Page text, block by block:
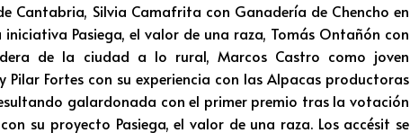
Cantabria, Silvia Camafrita con Ganadería de Chencho en
Pasiega, el valor de una raza, Tomás Ontañón con
de la ciudad a lo rural, Marcos Castro como joven
Pilar Fortes con su experiencia con las Alpacas productoras
galardonada con el primer premio tras la votación
su proyecto Pasiega, el valor de una raza. Los accésit se